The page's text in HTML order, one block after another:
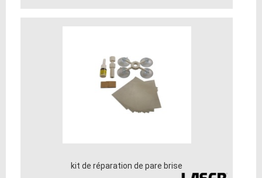
kit de réparation de pare brise